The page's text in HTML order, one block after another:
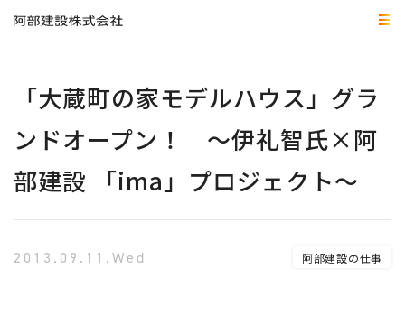
「大蔵町の家モデルハウス」グラ
ンドオープン！ ～伊礼智氏×阿
部建設 「ima」プロジェクト～
2013.09.11.Wed 阿部建設の仕事